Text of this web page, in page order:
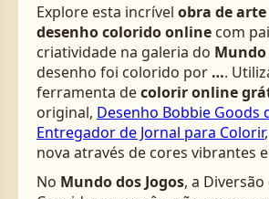
Explore esta incrível obra de
desenho colorido online com
criatividade na galeria do Mundo
desenho foi colorido por ….
ferramenta decolorir online
original, Desenho Bobbie Goods
Entregador de Jornal para Colorir
nova através de cores vibrantes
No Mundo dos Jogos, a